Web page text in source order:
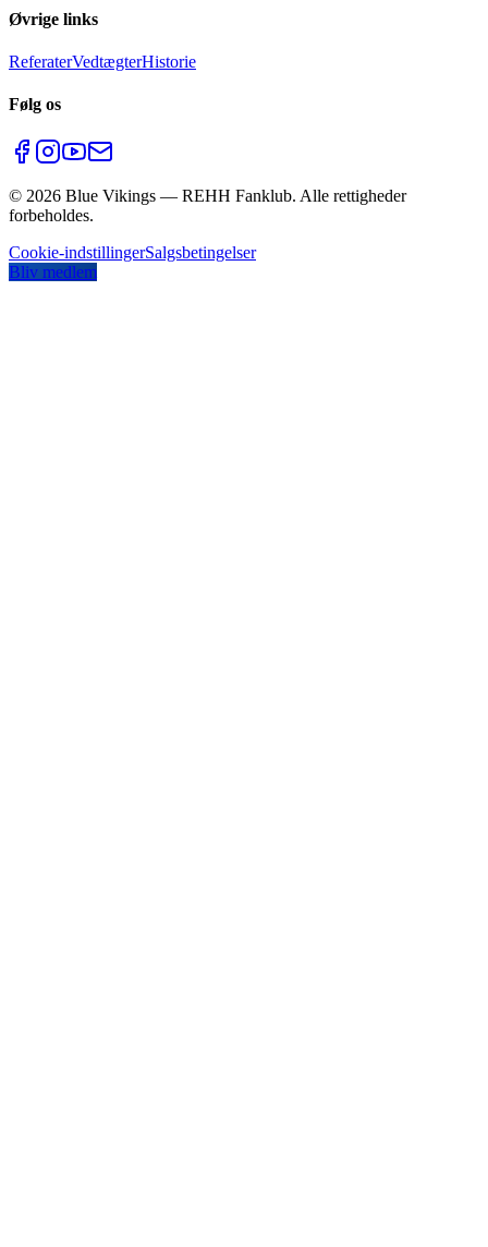
Øvrige links
ReferaterVedtægterHistorie
Følg os
© 2026 Blue Vikings — REHH Fanklub. Alle rettigheder
forbeholdes.
Cookie-indstillingerSalgsbetingelser
Bliv medlem